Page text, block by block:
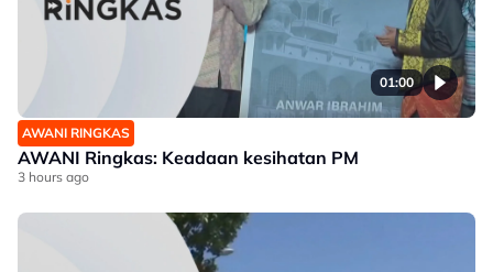
01:00
AWANI RINGKAS
AWANI Ringkas: Keadaan kesihatan PM
3 hours ago